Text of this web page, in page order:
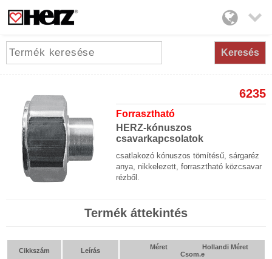

Keresés
6235
Forrasztható
HERZ-kónuszos
csavarkapcsolatok
csatlakozó kónuszos tömítésű, sárgaréz
anya, nikkelezett, forrasztható közcsavar
rézből.
Termék áttekintés
Cikkszám Leírás Méret
Hollandi Méret
Csom.e